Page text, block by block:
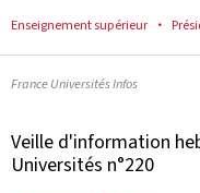
Enseignement supérieur
France Universités Infos
Veille d'information
Universités n°220